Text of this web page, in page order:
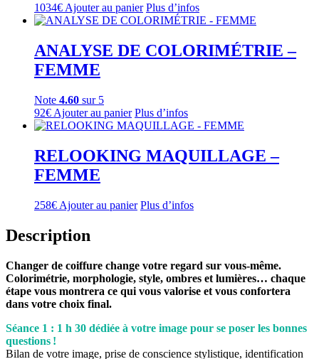
1034€ Ajouter au panier Plus d’infos
ANALYSE DE COLORIMÉTRIE –
FEMME
Note 4.60 sur 5
92€ Ajouter au panier Plus d’infos
RELOOKING MAQUILLAGE –
FEMME
258€ Ajouter au panier Plus d’infos
Description
Changer de coiffure change votre regard sur vous-même.
Colorimétrie, morphologie, style, ombres et lumières… chaque
étape vous montrera ce qui vous valorise et vous confortera
dans votre choix final.
Séance 1 : 1 h 30 dédiée à votre image pour se poser les bonnes
questions !
Bilan de votre image, prise de conscience stylistique, identification